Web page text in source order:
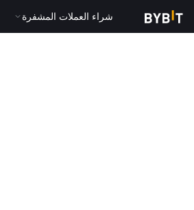
شراء العملات المشفرة